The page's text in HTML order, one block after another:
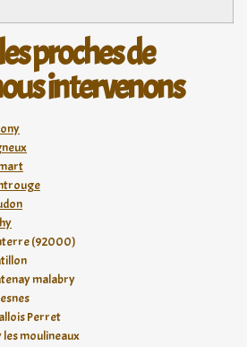
proches de
intervenons
(92000)
malabry
Perret
les moulineaux